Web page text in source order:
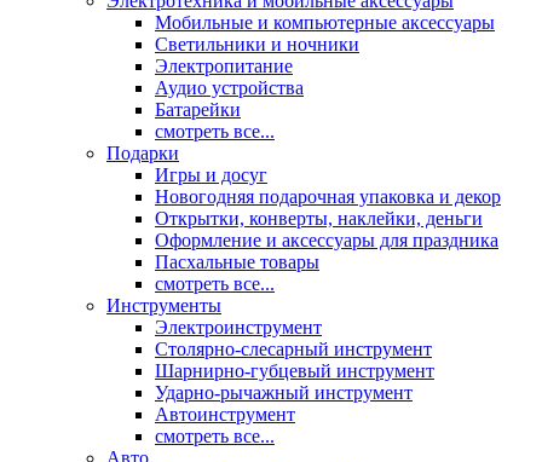
Мобильные и компьютерные аксессуары
Светильники и ночники
Электропитание
Аудио устройства
Батарейки
смотреть все...
Подарки
Игры и досуг
Новогодняя подарочная упаковка и декор
Открытки, конверты, наклейки, деньги
Оформление и аксессуары для праздника
Пасхальные товары
смотреть все...
Инструменты
Электроинструмент
Столярно-слесарный инструмент
Шарнирно-губцевый инструмент
Ударно-рычажный инструмент
Автоинструмент
смотреть все...
Авто